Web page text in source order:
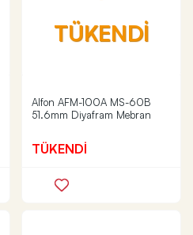
TÜKENDİ
Alfon AFM-100A MS-60B
51.6mm Diyafram Mebran
TÜKENDİ